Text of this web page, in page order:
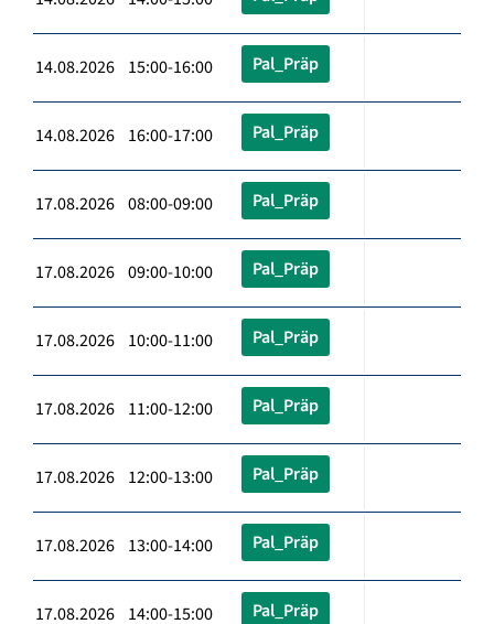
14.08.2026 15:00-16:00 Pal_Präp
14.08.2026 16:00-17:00 Pal_Präp
17.08.2026 08:00-09:00 Pal_Präp
17.08.2026 09:00-10:00 Pal_Präp
17.08.2026 10:00-11:00 Pal_Präp
17.08.2026 11:00-12:00 Pal_Präp
17.08.2026 12:00-13:00 Pal_Präp
17.08.2026 13:00-14:00 Pal_Präp
17.08.2026 14:00-15:00 Pal_Präp